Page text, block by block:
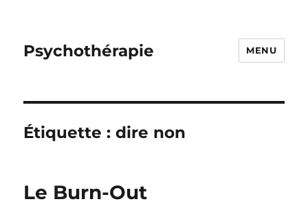
Psychothérapie MENU
Étiquette :dire non
Le Burn-Out